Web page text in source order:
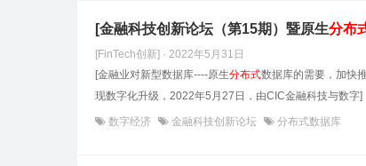
[金融科技创新论坛（第15期）暨原生分布
[FinTech创新] · 2022年5月31日
[金融业对新型数据库----原生分布式数据库的需要，加快
现数字化升级，2022年5月27日，由CIC金融科技与数字]
数字经济 金融科技创新论坛 分布式数据库